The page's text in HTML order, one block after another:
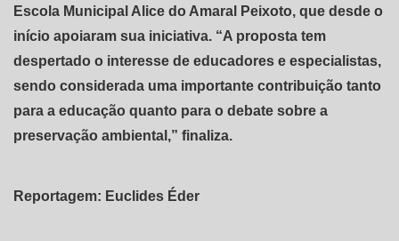
Escola Municipal Alice do Amaral Peixoto, que desde o
início apoiaram sua iniciativa. “A proposta tem
despertado o interesse de educadores e especialistas,
sendo considerada uma importante contribuição tanto
para a educação quanto para o debate sobre a
preservação ambiental,” finaliza.
Reportagem: Euclides Éder